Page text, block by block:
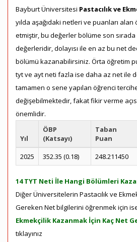
Bayburt Üniversitesi Pastacılık ve
yılda aşağıdaki netleri ve puanları
etmiştir, bu değerler bölüme son
değerleridir, dolayısı ile en az bu net
bölümü kazanabilirsiniz. Örta öğretim
tyt ve ayt neti fazla ise daha az net ile
tamamen o sene yapılan öğrenci
değişebilmektedir, fakat fikir verme
önemlidir.
Yıl
ÖBP
(Katsayı)
Taban
Puan
2025
352.35 (0.18) 248.211450
14 TYT Neti İle Hangi Bölümleri
Diğer Üniversitelerin Pastacılık ve
Gereken Net bilgilerini öğrenmek için
Ekmekçilik Kazanmak İçin Kaç Net
tıklayınız